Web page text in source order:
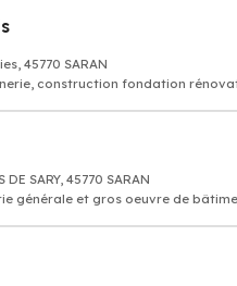
45770 SARAN
construction fondation
DE SARY, 45770 SARAN
générale et gros oeuvre de